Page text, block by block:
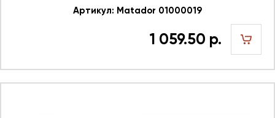
Артикул: Matador 01000019
1 059.50 р.